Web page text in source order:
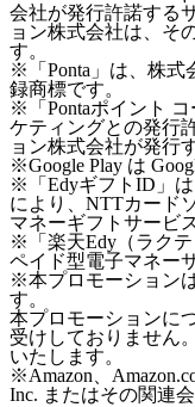
会社が発行許諾する
ョン株式会社は、そ
す。
※「Ponta」は、株式
録商標です。
※「Pontaポイント
ケティングとの発行
ョン株式会社が発行
※Google Play は
※「EdyギフトID」
により、NTTカード
マネーギフトサービ
※「楽天Edy（ラク
ペイド型電子マネー
※本プロモーション
す。
本プロモーションに
受けしておりません。
いたします。
※Amazon、
Inc. またはその関連